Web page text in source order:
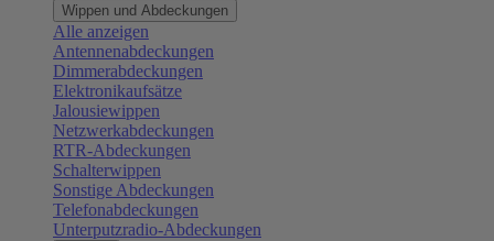
Wippen und Abdeckungen
Alle anzeigen
Antennenabdeckungen
Dimmerabdeckungen
Elektronikaufsätze
Jalousiewippen
Netzwerkabdeckungen
RTR-Abdeckungen
Schalterwippen
Sonstige Abdeckungen
Telefonabdeckungen
Unterputzradio-Abdeckungen